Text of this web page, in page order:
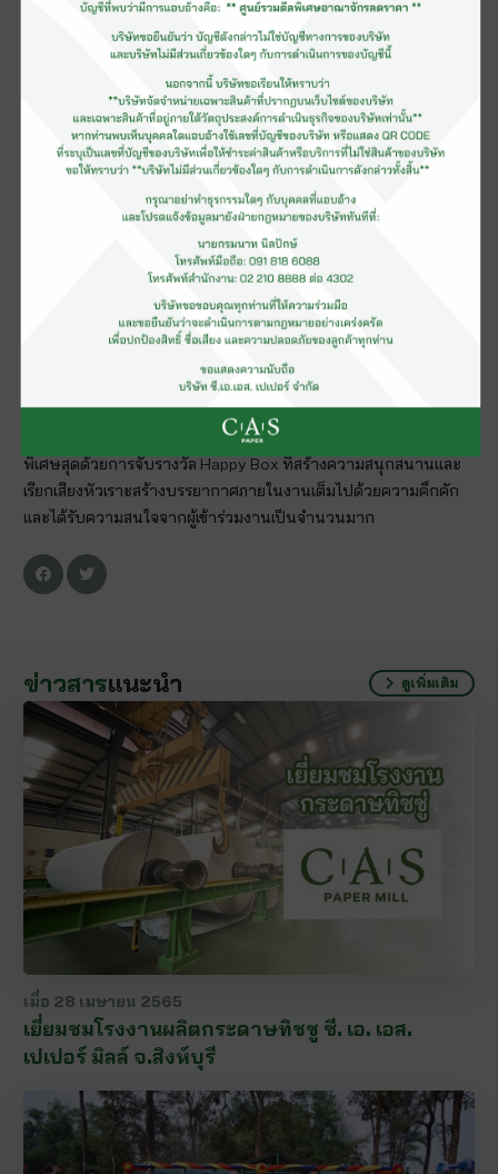
พิมพ์เข้าร่วมงานเป็นจำนวนมาก
โดยผลการจัดการแข่งขันผู้ชนะเลิศ Nevia League คือ บริษัท ฮูทา
มากิ (ประเทศไทย) จำกัด รับเงินรางวัล 50,000 บาทพร้อมถ้วย
เกียรติยศ ชนะเลิศ Paper One League คือ กลุ่มบริษัทไซเบอร์พริ้
นท์ รับเงินรางวัล 40,000 บาทพร้อมถ้วยเกียรติยศ ชนะเลิศ
Rainbow Leauge คือ บริษัท ฟูจิเอช จำกัด รับเงินรางวัล 30,000
บาทพร้อมถ้วยเกียรติยศ ชนะเลิศ Sino Leauge ได้แก่ บริษัท สตาร์
เฟล็กซ์ จำกัด รับเงินรางวัล 20,000 บาทพร้อมถ้วยเกียรติยศ ปีนี้ยังมี
การแข่งขันตระกร้อกระชับมิตร ซึ่งผูที่คว้ารางวัลชนะเลิศการแข่งขัน
ตระกร้อกระชับมิตรได้แก่ บริษัท อมรินทร์พริ้นติ้ง แอนด์พับลิชชิ่ง
จำกัด(มหาชน) รับเงินรางวัล 30,000 บาทพร้อมถ้วยเกียรติยศและ
บริษัทอื่นอีกจำนวนมากที่กวาดรางวัลจากการแข่งขันในครั้งนี้ เป็น
ภายในงานได้จัดกิจกรรมภายใต้คอนเซ็ป“THE BOX PARTY”โดย
มีการรับประทานอาหารร่วมกันในทุกทีมที่ร่วมการแข่งขัน และช่วง
พิเศษสุดด้วยการจับรางวัล Happy Box ที่สร้างความสนุกสนานและ
เรียกเสียงหัวเราะสร้างบรรยากาศภายในงานเต็มไปด้วยความคึกคัก
และได้รับความสนใจจากผู้เข้าร่วมงานเป็นจำนวนมาก
ข่าวสารแนะนำ ดูเพิ่มเติม
เมื่อ 28 เมษายน 2565
เยี่ยมชมโรงงานผลิตกระดาษทิชชู ซี. เอ. เอส.
เปเปอร์ มิลล์ จ.สิงห์บุรี